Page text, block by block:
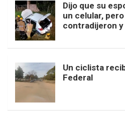
Dijo que su
un celular,
contradijeron
Un ciclista
Federal